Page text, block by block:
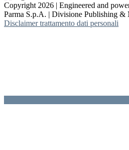
Copyright 2026 | Engineered and
Parma S.p.A. | Divisione Publishing &
Disclaimer trattamento dati personali